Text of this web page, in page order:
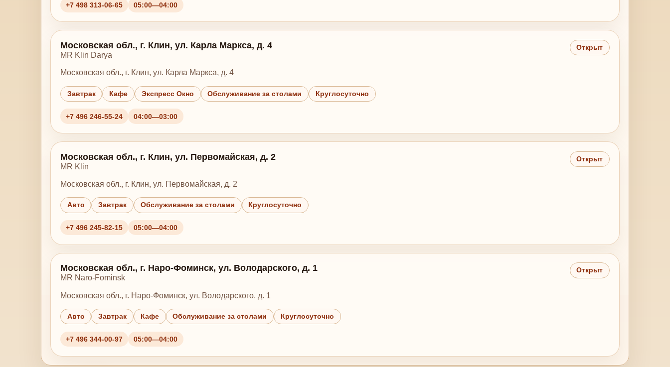
+7 498 313-06-65 05:00—04:00
Московская обл., г. Клин, ул. Карла Маркса, д. 4
MR Klin Darya
Открыт
Московская обл., г. Клин, ул. Карла Маркса, д. 4
Завтрак Кафе Экспресс Окно Обслуживание за столами Круглосуточно
+7 496 246-55-24 04:00—03:00
Московская обл., г. Клин, ул. Первомайская, д. 2
MR Klin
Открыт
Московская обл., г. Клин, ул. Первомайская, д. 2
Авто Завтрак Обслуживание за столами Круглосуточно
+7 496 245-82-15 05:00—04:00
Московская обл., г. Наро-Фоминск, ул. Володарского, д. 1
MR Naro-Fominsk
Открыт
Московская обл., г. Наро-Фоминск, ул. Володарского, д. 1
Авто Завтрак Кафе Обслуживание за столами Круглосуточно
+7 496 344-00-97 05:00—04:00